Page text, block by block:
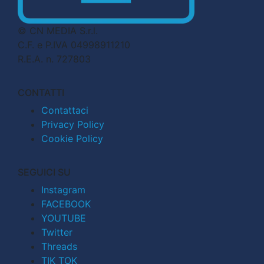
© CN MEDIA S.r.l.
C.F. e P.IVA 04998911210
R.E.A. n. 727803
CONTATTI
Contattaci
Privacy Policy
Cookie Policy
SEGUICI SU
Instagram
FACEBOOK
YOUTUBE
Twitter
Threads
TIK TOK